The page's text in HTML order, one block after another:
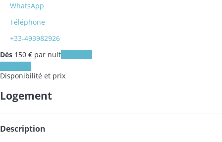
WhatsApp
Téléphone
+33-493982926
Dès 150 € par nuit
Disponibilité et prix
Logement
Description